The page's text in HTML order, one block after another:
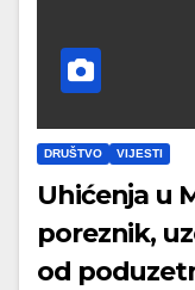
DRUŠTVO VIJESTI
Uhićenja u
poreznik,
od